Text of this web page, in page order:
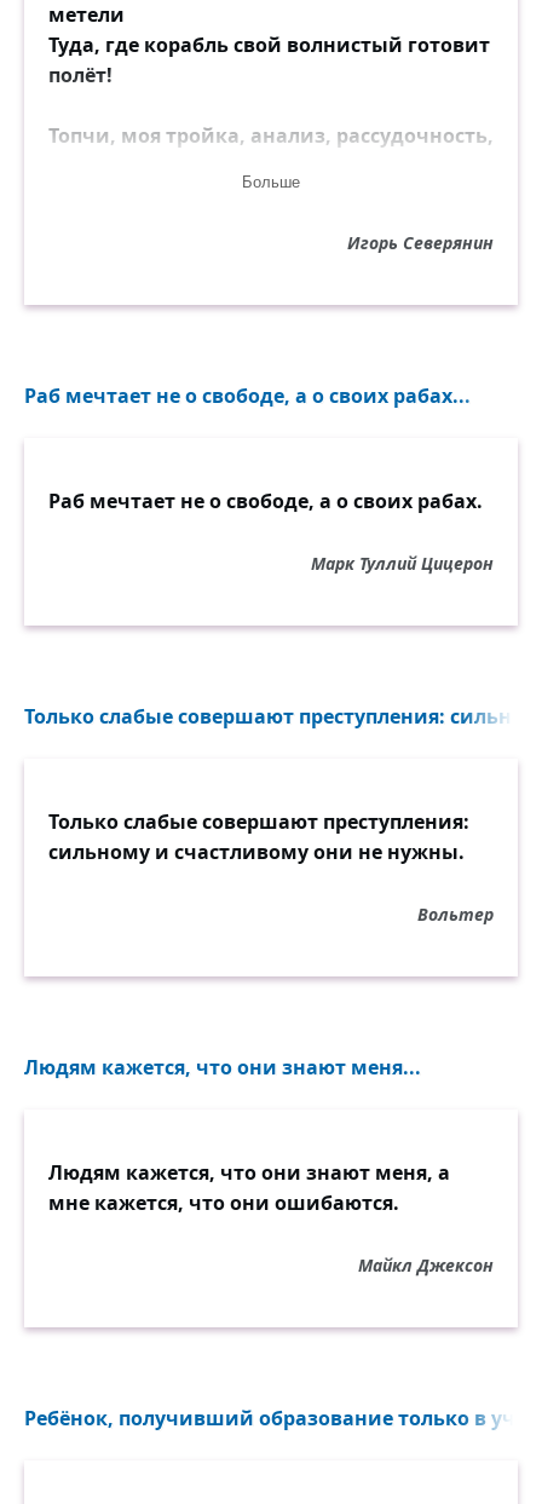
метели
Туда, где корабль свой волнистый готовит
полёт!
Топчи, моя тройка, анализ, рассудочность,
Дымись кружевным, пенно-пламенным
Зачем? Беззачемно! Мне сердце пьянит
Корабль отплывает куда-то. Я буду на нём!
Больше
Игорь Северянин
Раб мечтает не о свободе, а о своих рабах...
Раб мечтает не о свободе, а о своих рабах.
Марк Туллий Цицерон
Только слабые совершают преступления:
Только слабые совершают преступления:
сильному и счастливому они не нужны.
Вольтер
Людям кажется, что они знают меня...
Людям кажется, что они знают меня, а
мне кажется, что они ошибаются.
Майкл Джексон
Ребёнок, получивший образование только в